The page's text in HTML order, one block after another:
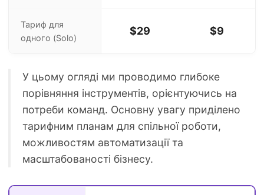
Тариф для
одного (Solo)
$29 $9
У цьому огляді ми проводимо глибоке
порівняння інструментів, орієнтуючись на
потреби команд. Основну увагу приділено
тарифним планам для спільної роботи,
можливостям автоматизації та
масштабованості бізнесу.